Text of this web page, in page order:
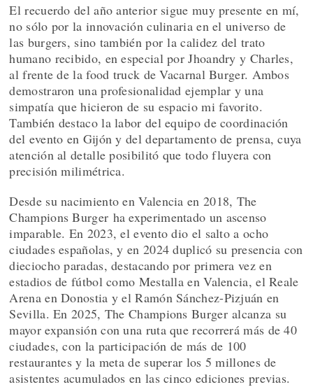
El recuerdo del año anterior sigue muy presente en mí,
no sólo por la innovación culinaria en el universo de
las burgers, sino también por la calidez del trato
humano recibido, en especial por Jhoandry y Charles,
al frente de la food truck de Vacarnal Burger. Ambos
demostraron una profesionalidad ejemplar y una
simpatía que hicieron de su espacio mi favorito.
También destaco la labor del equipo de coordinación
del evento en Gijón y del departamento de prensa, cuya
atención al detalle posibilitó que todo fluyera con
precisión milimétrica.
Desde su nacimiento en Valencia en 2018, The
Champions Burger ha experimentado un ascenso
imparable. En 2023, el evento dio el salto a ocho
ciudades españolas, y en 2024 duplicó su presencia con
dieciocho paradas, destacando por primera vez en
estadios de fútbol como Mestalla en Valencia, el Reale
Arena en Donostia y el Ramón Sánchez-Pizjuán en
Sevilla. En 2025, The Champions Burger alcanza su
mayor expansión con una ruta que recorrerá más de 40
ciudades, con la participación de más de 100
restaurantes y la meta de superar los 5 millones de
asistentes acumulados en las cinco ediciones previas.